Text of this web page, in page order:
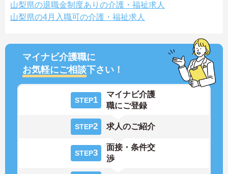
山梨県の退職金制度ありの介護・福祉求人
山梨県の4月入職可の介護・福祉求人
マイナビ介護職に
お気軽にご相談下さい！
STEP1
マイナビ介護
職にご登録
STEP2 求人のご紹介
STEP3
面接・条件交
渉